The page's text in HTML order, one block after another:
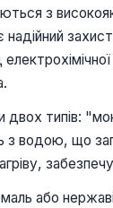
з
двох типів:
водою, що
або